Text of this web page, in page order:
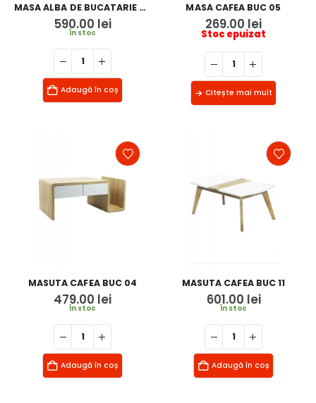
MASA ALBA DE BUCATARIE MODERNA BUC 082
590.00 lei
În stoc
Adaugă în coș
MASA CAFEA BUC 05
269.00 lei
Stoc epuizat
Citește mai mult
MASUTA CAFEA BUC 04
479.00 lei
În stoc
Adaugă în coș
MASUTA CAFEA BUC 11
601.00 lei
În stoc
Adaugă în coș